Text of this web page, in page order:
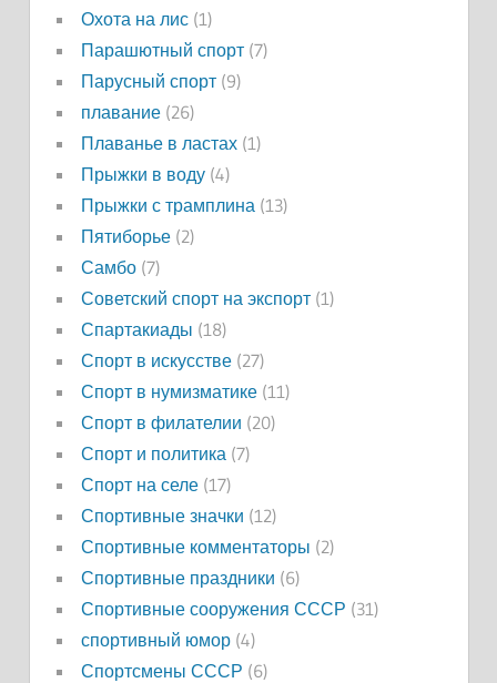
Охота на лис(1)
Парашютный спорт(7)
Парусный спорт(9)
плавание(26)
Плаванье в ластах(1)
Прыжки в воду(4)
Прыжки с трамплина (13)
Пятиборье(2)
Самбо(7)
Советский спорт на экспорт(1)
Спартакиады (18)
Спорт в искусстве(27)
Спорт в нумизматике(11)
Спорт в филателии (20)
Спорт и политика (7)
Спорт на селе(17)
Спортивные значки (12)
Спортивные комментаторы (2)
Спортивные праздники (6)
Спортивные сооружения СССР (31)
спортивный юмор(4)
Спортсмены СССР (6)